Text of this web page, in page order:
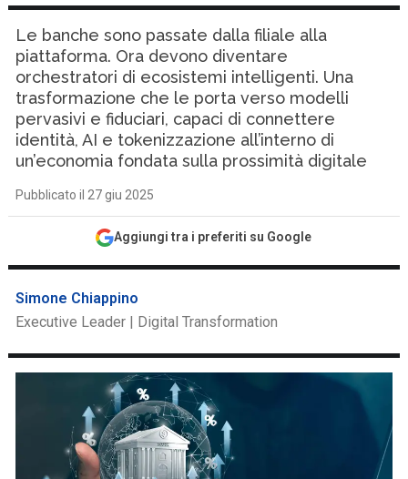
Le banche sono passate dalla filiale alla
piattaforma. Ora devono diventare
orchestratori di ecosistemi intelligenti. Una
trasformazione che le porta verso modelli
pervasivi e fiduciari, capaci di connettere
identità, AI e tokenizzazione all’interno di
un’economia fondata sulla prossimità digitale
Pubblicato il 27 giu 2025
Aggiungi tra i preferiti su Google
Simone Chiappino
Executive Leader | Digital Transformation